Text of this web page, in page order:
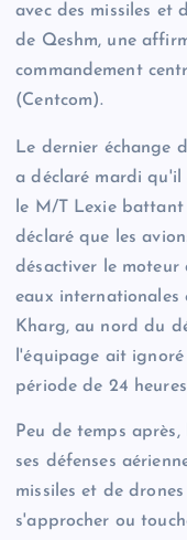
avec des missiles et
de Qeshm, une
commandement
(Centcom).
Le dernier échange
a déclaré mardi
le M/T Lexie
déclaré que les
désactiver le
eaux internationales
Kharg, au nord du
l'équipage ait
période de 24
Peu de temps
ses défenses
missiles et de
s'approcher ou